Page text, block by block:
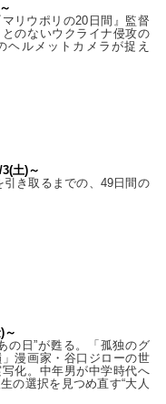
リウポリの20日間』監督
のないウクライナ侵攻の
ヘルメットカメラが捉え
土)～
引き取るまでの、49日間の
～
の日”が甦る。「孤独のグ
漫画家・谷口ジローの世
化。中年男が中学時代へ
の選択を見つめ直す“大人